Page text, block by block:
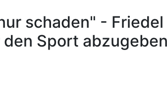
schaden" -
Sport abzugeben